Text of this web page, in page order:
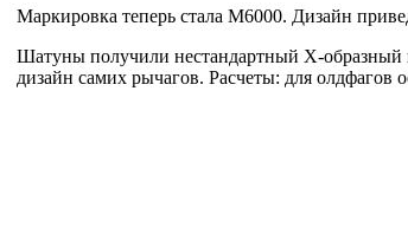
Маркировка теперь стала M6000. Дизайн
Шатуны получили нестандартный Х-образный
дизайн самих рычагов. Расчеты: для олдфагов